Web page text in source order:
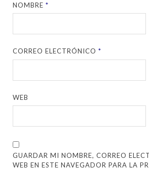
NOMBRE*
CORREO ELECTRÓNICO*
WEB
GUARDAR MI NOMBRE, CORREO
WEB EN ESTE NAVEGADOR PARA LA